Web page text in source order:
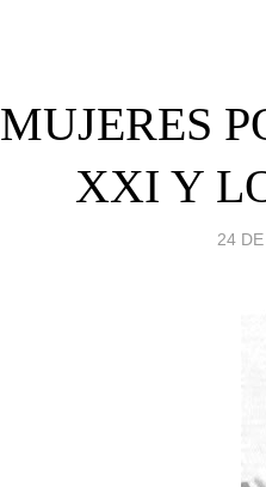
MUJERES
XXI Y
24